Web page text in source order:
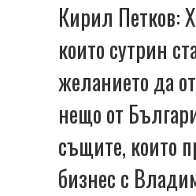
Кирил Петков:
които сутрин
желанието да
нещо от
същите, които
бизнес с